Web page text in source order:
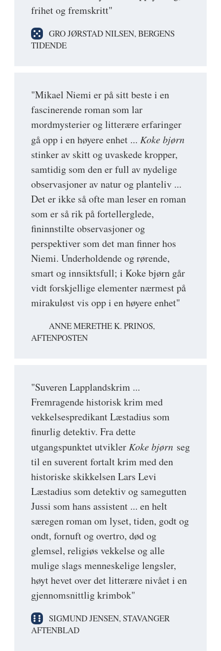
frihet og fremskritt"
GRO JØRSTAD NILSEN, BERGENS
TIDENDE
"Mikael Niemi er på sitt beste i en
fascinerende roman som lar
mordmysterier og litterære erfaringer
gå opp i en høyere enhet ... Koke bjørn
stinker av skitt og uvaskede kropper,
samtidig som den er full av nydelige
observasjoner av natur og planteliv ...
Det er ikke så ofte man leser en roman
som er så rik på fortellerglede,
fininnstilte observasjoner og
perspektiver som det man finner hos
Niemi. Underholdende og rørende,
smart og innsiktsfull; i Koke bjørn går
vidt forskjellige elementer nærmest på
mirakuløst vis opp i en høyere enhet"
ANNE MERETHE K. PRINOS,
AFTENPOSTEN
"Suveren Lapplandskrim ...
Fremragende historisk krim med
vekkelsespredikant Læstadius som
finurlig detektiv. Fra dette
utgangspunktet utvikler Koke bjørn seg
til en suverent fortalt krim med den
historiske skikkelsen Lars Levi
Læstadius som detektiv og samegutten
Jussi som hans assistent ... en helt
særegen roman om lyset, tiden, godt og
ondt, fornuft og overtro, død og
glemsel, religiøs vekkelse og alle
mulige slags menneskelige lengsler,
høyt hevet over det litterære nivået i en
gjennomsnittlig krimbok"
SIGMUND JENSEN, STAVANGER
AFTENBLAD